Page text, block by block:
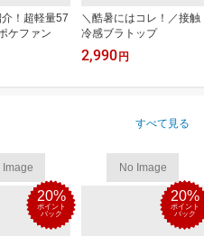
！超軽量57
ケファン
＼酷暑にはコレ！／接触
冷感ブラトップ
2,990 円
すべて見る
Image
20%
ポイント
バック
No Image
20%
ポイント
バック